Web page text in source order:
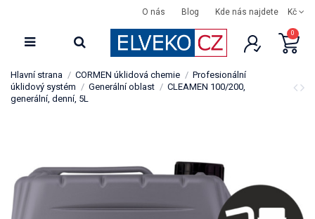
O nás Blog Kde nás najdete Kč
0
Hlavní strana CORMEN úklidová chemie
Profesionální
úklidový systém
Generální oblast
CLEAMEN 100/200,
generální, denní, 5L